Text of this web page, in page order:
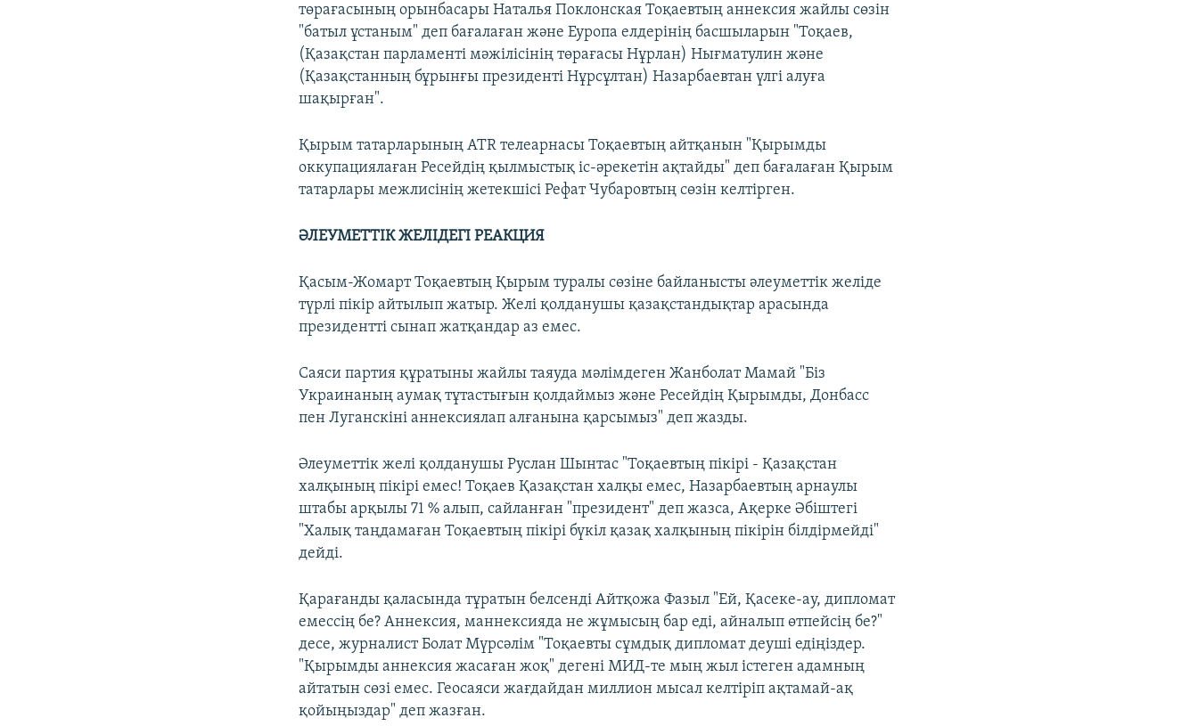
төрағасының орынбасары Наталья Поклонская Тоқаевтың аннексия жайлы сөзін
"батыл ұстаным" деп бағалаған және Еуропа елдерінің басшыларын "Тоқаев,
(Қазақстан парламенті мәжілісінің төрағасы Нұрлан) Нығматулин және
(Қазақстанның бұрынғы президенті Нұрсұлтан) Назарбаевтан үлгі алуға
шақырған".
Қырым татарларының ATR телеарнасы Тоқаевтың айтқанын "Қырымды
оккупациялаған Ресейдің қылмыстық іс-әрекетін ақтайды" деп бағалаған Қырым
татарлары межлисінің жетекшісі Рефат Чубаровтың сөзін келтірген.
ӘЛЕУМЕТТІК ЖЕЛІДЕГІ РЕАКЦИЯ
Қасым-Жомарт Тоқаевтың Қырым туралы сөзіне байланысты әлеуметтік желіде
түрлі пікір айтылып жатыр. Желі қолданушы қазақстандықтар арасында
президентті сынап жатқандар аз емес.
Саяси партия құратыны жайлы таяуда мәлімдеген Жанболат Мамай "Біз
Украинаның аумақ тұтастығын қолдаймыз және Ресейдің Қырымды, Донбасс
пен Луганскіні аннексиялап алғанына қарсымыз" деп жазды.
Әлеуметтік желі қолданушы Руслан Шынтас "Тоқаевтың пікірі - Қазақстан
халқының пікірі емес! Тоқаев Қазақстан халқы емес, Назарбаевтың арнаулы
штабы арқылы 71 % алып, сайланған "президент" деп жазса, Ақерке Әбіштегі
"Халық таңдамаған Тоқаевтың пікірі бүкіл қазақ халқының пікірін білдірмейді"
дейді.
Қарағанды қаласында тұратын белсенді Айтқожа Фазыл "Ей, Қасеке-ау, дипломат
емессің бе? Аннексия, маннексияда не жұмысың бар еді, айналып өтпейсің бе?"
десе, журналист Болат Мүрсәлім "Тоқаевты сұмдық дипломат деуші едіңіздер.
"Қырымды аннексия жасаған жоқ" дегені МИД-те мың жыл істеген адамның
айтатын сөзі емес. Геосаяси жағдайдан миллион мысал келтіріп ақтамай-ақ
қойыңыздар" деп жазған.